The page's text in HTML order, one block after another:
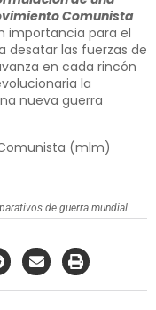
Comunista
importancia para el
desatar las fuerzas de
en cada rincón
la
nueva guerra
(mlm)
de guerra mundial